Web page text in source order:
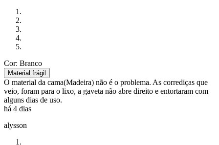
Cor: Branco
Material frágil
O material da cama(Madeira) não é o problema. As corrediças que
veio, foram para o lixo, a gaveta não abre direito e entortaram com
alguns dias de uso.
há 4 dias
alysson